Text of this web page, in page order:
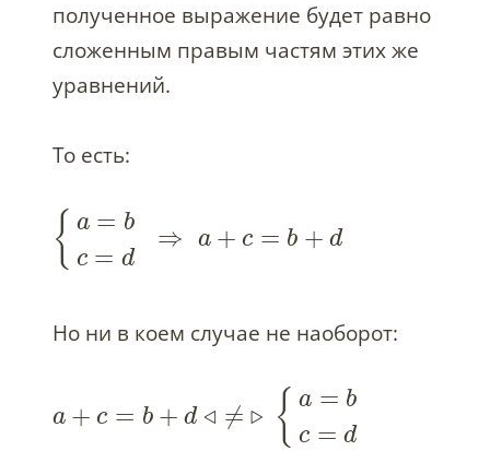
полученное выражение будет равно
сложенным правым частям этих же
уравнений.
То есть:
{ a = b
c = d
⇒ a + c = b + d
Но ни в коем случае не наоборот:
a + c = b + d ◃ ≠ ▹ { a = b
c = d